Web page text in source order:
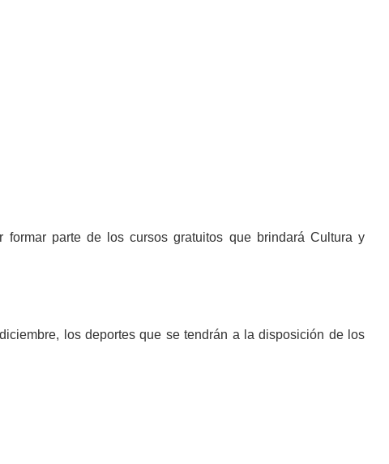
parte de los cursos gratuitos que brindará Cultura y
los deportes que se tendrán a la disposición de los